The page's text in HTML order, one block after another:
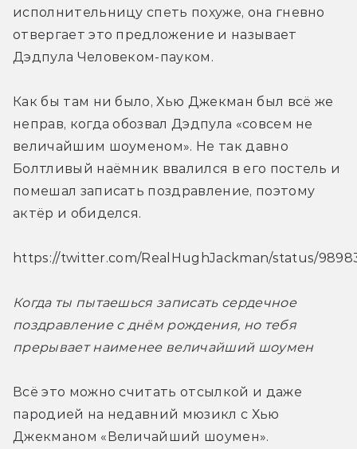
исполнительницу спеть похуже, она гневно
отвергает это предложение и называет
Дэдпула Человеком-пауком.
Как бы там ни было, Хью Джекман был всё же
неправ, когда обозвал Дэдпула «совсем не
величайшим шоуменом». Не так давно
Болтливый наёмник ввалился в его постель и
помешал записать поздравление, поэтому
актёр и обиделся.
https://twitter.com/RealHughJackman/status/
Когда ты пытаешься записать сердечное
поздравление с днём рождения, но тебя
прерывает наименее величайший шоумен
Всё это можно считать отсылкой и даже
пародией на недавний мюзикл с Хью
Джекманом «Величайший шоумен».